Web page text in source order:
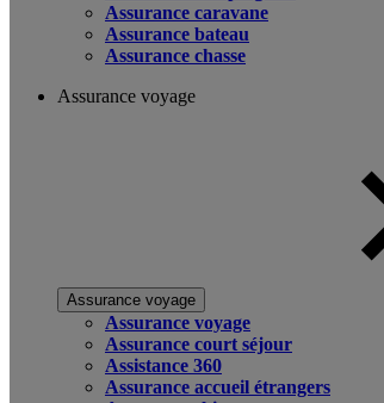
Assurance caravane
Assurance bateau
Assurance chasse
Assurance voyage
Assurance voyage
Assurance voyage
Assurance court séjour
Assistance 360
Assurance accueil étrangers